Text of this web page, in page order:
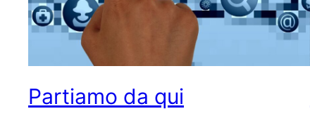
Partiamo da qui